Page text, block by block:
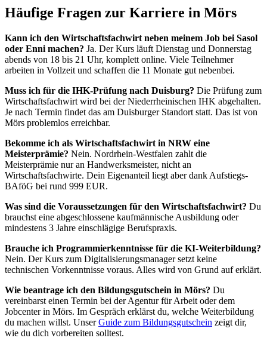
Häufige Fragen zur Karriere in Mörs
Kann ich den Wirtschaftsfachwirt neben meinem Job bei Sasol
oder Enni machen? Ja. Der Kurs läuft Dienstag und Donnerstag
abends von 18 bis 21 Uhr, komplett online. Viele Teilnehmer
arbeiten in Vollzeit und schaffen die 11 Monate gut nebenbei.
Muss ich für die IHK-Prüfung nach Duisburg? Die Prüfung zum
Wirtschaftsfachwirt wird bei der Niederrheinischen IHK abgehalten.
Je nach Termin findet das am Duisburger Standort statt. Das ist von
Mörs problemlos erreichbar.
Bekomme ich als Wirtschaftsfachwirt in NRW eine
Meisterprämie? Nein. Nordrhein-Westfalen zahlt die
Meisterprämie nur an Handwerksmeister, nicht an
Wirtschaftsfachwirte. Dein Eigenanteil liegt aber dank Aufstiegs-
BAföG bei rund 999 EUR.
Was sind die Voraussetzungen für den Wirtschaftsfachwirt? Du
brauchst eine abgeschlossene kaufmännische Ausbildung oder
mindestens 3 Jahre einschlägige Berufspraxis.
Brauche ich Programmierkenntnisse für die KI-Weiterbildung?
Nein. Der Kurs zum Digitalisierungsmanager setzt keine
technischen Vorkenntnisse voraus. Alles wird von Grund auf erklärt.
Wie beantrage ich den Bildungsgutschein in Mörs? Du
vereinbarst einen Termin bei der Agentur für Arbeit oder dem
Jobcenter in Mörs. Im Gespräch erklärst du, welche Weiterbildung
du machen willst. UnserGuide zum Bildungsgutschein zeigt dir,
wie du dich vorbereiten solltest.